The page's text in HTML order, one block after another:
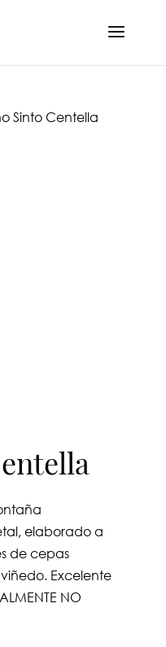
Sinto Centella
elaborado a
de cepas
Excelente
NO